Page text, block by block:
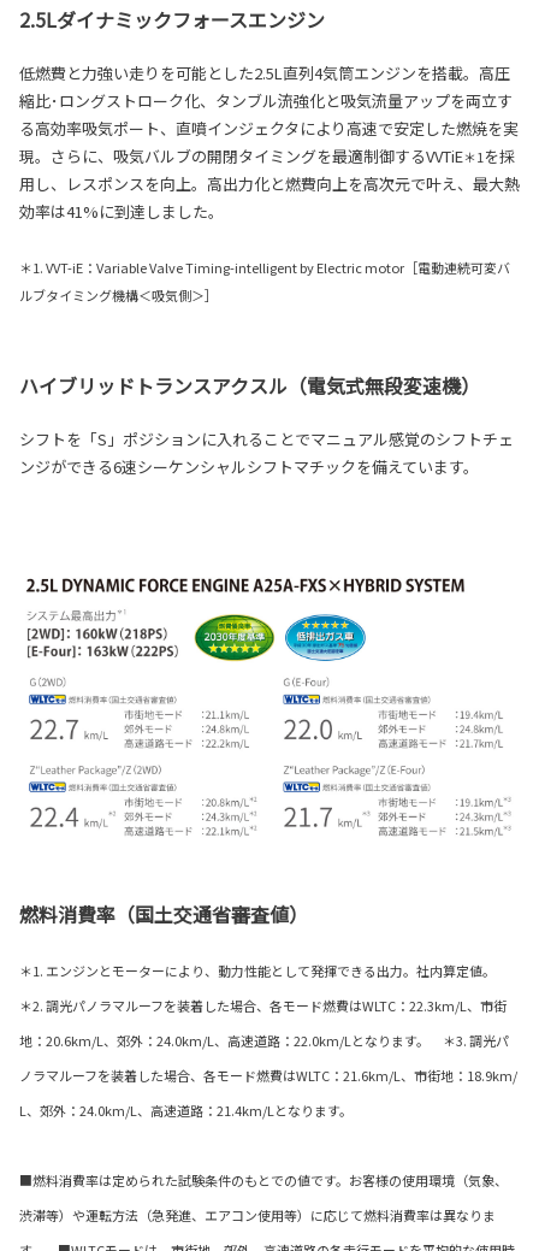
2.5Lダイナミックフォースエンジン
低燃費と力強い走りを可能とした2.5L直列4気筒エンジンを搭載。高圧
縮比･ロングストローク化、タンブル流強化と吸気流量アップを両立す
る高効率吸気ポート、直噴インジェクタにより高速で安定した燃焼を実
現。さらに、吸気バルブの開閉タイミングを最適制御するVVTiE＊1 を採
用し、レスポンスを向上。高出力化と燃費向上を高次元で叶え、最大熱
効率は41%に到達しました。
＊1. VVT-iE：Variable Valve Timing-intelligent by Electric motor［電動連続可変バ
ルブタイミング機構＜吸気側＞］
ハイブリッドトランスアクスル（電気式無段変速機）
シフトを「S」ポジションに入れることでマニュアル感覚のシフトチェ
ンジができる6速シーケンシャルシフトマチックを備えています。
燃料消費率（国土交通省審査値）
＊1. エンジンとモーターにより、動力性能として発揮できる出力。社内算定値。
＊2. 調光パノラマルーフを装着した場合、各モード燃費はWLTC：22.3km/L、市街
地：20.6km/L、郊外：24.0km/L、高速道路：22.0km/Lとなります。 ＊3. 調光パ
ノラマルーフを装着した場合、各モード燃費はWLTC：21.6km/L、市街地：18.9km/
L、郊外：24.0km/L、高速道路：21.4km/Lとなります。
■燃料消費率は定められた試験条件のもとでの値です。お客様の使用環境（気象、
渋滞等）や運転方法（急発進、エアコン使用等）に応じて燃料消費率は異なりま